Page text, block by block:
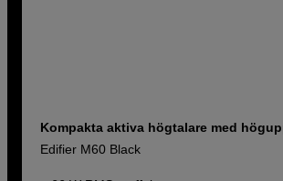
Kompakta aktiva högtalare med
Edifier M60 Black